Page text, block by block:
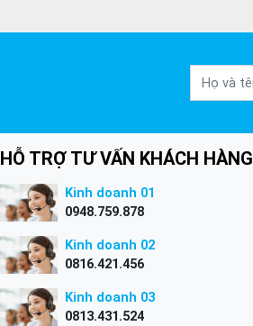
HỖ TRỢ TƯ VẤN KHÁCH HÀNG
Kinh doanh 01
0948.759.878
Kinh doanh 02
0816.421.456
Kinh doanh 03
0813.431.524